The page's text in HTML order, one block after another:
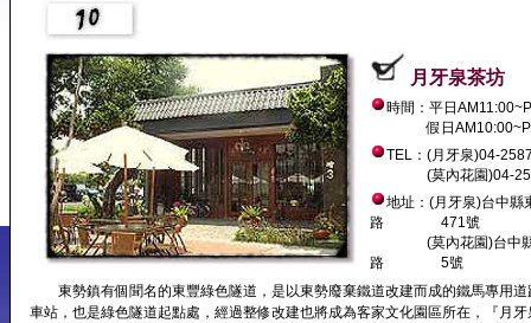
月牙泉茶坊
時間：平日
假日
TEL：(月牙泉)04-
(莫內花園)04-
地址：(月牙泉)台中縣
路 471號
(莫內花園)台中縣
路 5號
東勢鎮有個聞名的東豐綠色隧道，是以東勢廢棄鐵道改建而成的鐵馬專用
車站，也是綠色隧道起點處，經過整修改建也將成為客家文化園區所在，『月牙